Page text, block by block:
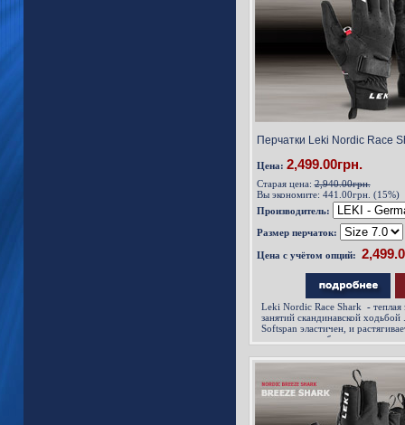
Перчатки Leki Nordic Race
Цена: 2,499.00грн.
Старая цена:2,940.00грн.
Вы экономите: 441.00грн. (15%)
Производитель:
Размер перчаток:
Цена с учётом опций:
Leki Nordic Race Shark -теплая
занятий скандинавской
Softspan эластичен, и
направлениях, благодаря чему